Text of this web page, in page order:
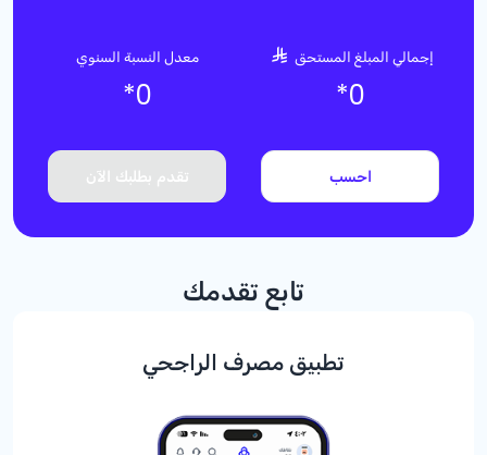
إجمالي المبلغ المستحق
0
*
معدل النسبة السنوي
0
*
احسب تقدم بطلبك الآن
تابع تقدمك
تطبيق مصرف الراجحي